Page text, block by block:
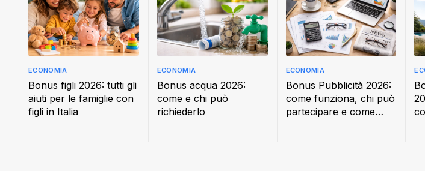
Bonus figli 2026: tutti gli
aiuti per le famiglie con
figli in Italia
ECONOMIA
Bonus acqua 2026:
come e chi può
richiederlo
ECONOMIA
Bonus Pubblicità 2026:
come funziona, chi può
partecipare e come
ECONOMIA